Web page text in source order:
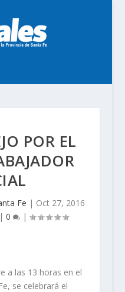
POR EL
Fe | Oct 27, 2016
| 0 |
a las 13 horas en el
se celebrará el